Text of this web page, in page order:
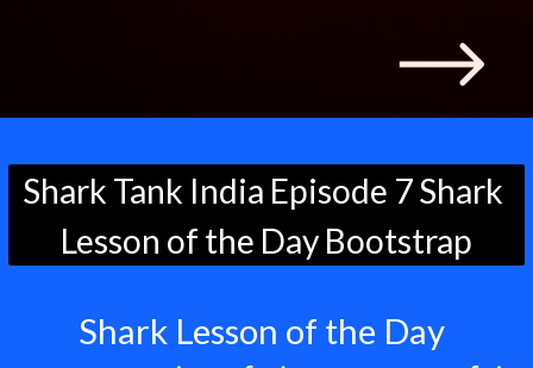
Shark Lesson of the Day
Shark Tank India Episode 7 Shark
Lesson of the Day Bootstrap